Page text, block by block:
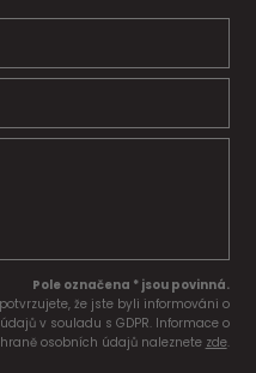
Pole označena * jsou povinná.
že jste byli informováni o
v souladu s GDPR. Informace o
osobních údajů naleznete zde.